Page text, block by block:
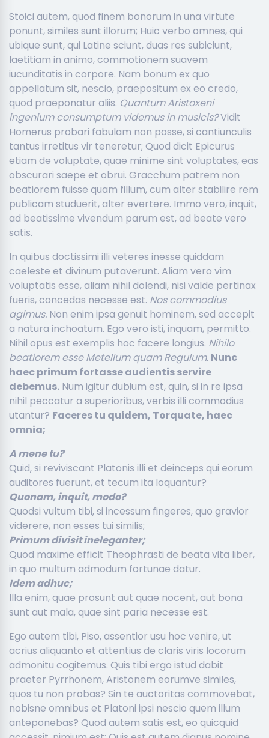
Stoici autem, quod finem bonorum in una virtute
ponunt, similes sunt illorum; Huic verbo omnes, qui
ubique sunt, qui Latine sciunt, duas res subiciunt,
laetitiam in animo, commotionem suavem
iucunditatis in corpore. Nam bonum ex quo
appellatum sit, nescio, praepositum ex eo credo,
quod praeponatur aliis. Quantum Aristoxeni
ingenium consumptum videmus in musicis?Vidit
Homerus probari fabulam non posse, si cantiunculis
tantus irretitus vir teneretur; Quod dicit Epicurus
etiam de voluptate, quae minime sint voluptates, eas
obscurari saepe et obrui. Gracchum patrem non
beatiorem fuisse quam fillum, cum alter stabilire rem
publicam studuerit, alter evertere. Immo vero, inquit,
ad beatissime vivendum parum est, ad beate vero
satis.
In quibus doctissimi illi veteres inesse quiddam
caeleste et divinum putaverunt. Aliam vero vim
voluptatis esse, aliam nihil dolendi, nisi valde pertinax
fueris, concedas necesse est. Nos commodius
agimus. Non enim ipsa genuit hominem, sed accepit
a natura inchoatum. Ego vero isti, inquam, permitto.
Nihil opus est exemplis hoc facere longius. Nihilo
beatiorem esse Metellum quam Regulum. Nunc
haec primum fortasse audientis servire
debemus. Num igitur dubium est, quin, si in re ipsa
nihil peccatur a superioribus, verbis illi commodius
utantur? Faceres tu quidem, Torquate, haec
omnia;
A mene tu?
Quid, si reviviscant Platonis illi et deinceps qui eorum
auditores fuerunt, et tecum ita loquantur?
Quonam, inquit, modo?
Quodsi vultum tibi, si incessum fingeres, quo gravior
viderere, non esses tui similis;
Primum divisit ineleganter;
Quod maxime efficit Theophrasti de beata vita liber,
in quo multum admodum fortunae datur.
Idem adhuc;
Illa enim, quae prosunt aut quae nocent, aut bona
sunt aut mala, quae sint paria necesse est.
Ego autem tibi, Piso, assentior usu hoc venire, ut
acrius aliquanto et attentius de claris viris locorum
admonitu cogitemus. Quis tibi ergo istud dabit
praeter Pyrrhonem, Aristonem eorumve similes,
quos tu non probas? Sin te auctoritas commovebat,
nobisne omnibus et Platoni ipsi nescio quem illum
anteponebas? Quod autem satis est, eo quicquid